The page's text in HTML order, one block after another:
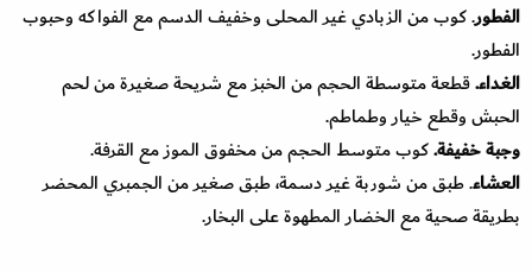
الفطور. كوب من الزبادي غير المحلى وخفيف الدسم مع الفواكه وحبوب
الفطور.
الغداء.قطعة متوسطة الحجم من الخبز مع شريحة صغيرة من لحم
الحبش وقطع خيار وطماطم.
وجبة خفيفة.كوب متوسط الحجم من مخفوق الموز مع القرفة.
العشاء. طبق من شوربة غير دسمة، طبق صغير من الجمبري المحضر
بطريقة صحية مع الخضار المطهوة على البخار.